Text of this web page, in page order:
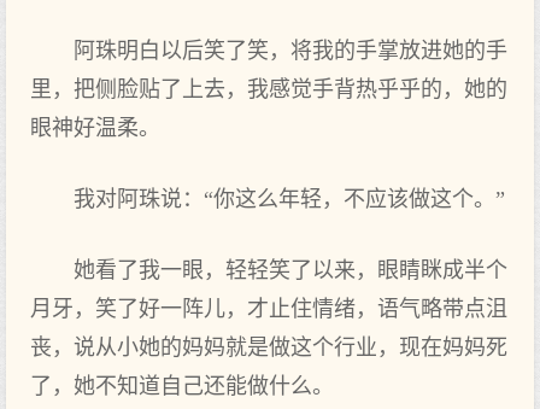
阿珠明白以后笑了笑，将我的手掌放进她的手
里，把侧脸贴了上去，我感觉手背热乎乎的，她的
眼神好温柔。
我对阿珠说：“你这么年轻，不应该做这个。”
她看了我一眼，轻轻笑了以来，眼睛眯成半个
月牙，笑了好一阵儿，才止住情绪，语气略带点沮
丧，说从小她的妈妈就是做这个行业，现在妈妈死
了，她不知道自己还能做什么。